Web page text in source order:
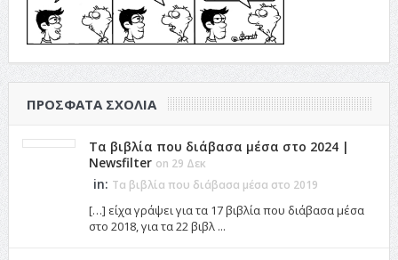
ΠΡΌΣΦΑΤΑ ΣΧΌΛΙΑ
Τα βιβλία που διάβασα μέσα στο 2024 |
Newsfilter on 29 Δεκ
in: Τα βιβλία που διάβασα μέσα στο 2019
[…] είχα γράψει για τα 17 βιβλία που διάβασα μέσα
στο 2018, για τα 22 βιβλ ...